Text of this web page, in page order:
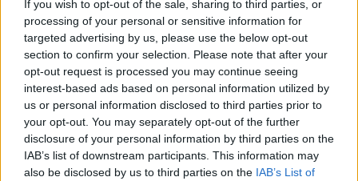
If you wish to opt-out of the sale, sharing to third parties, or
processing of your personal or sensitive information for
targeted advertising by us, please use the below opt-out
section to confirm your selection. Please note that after your
opt-out request is processed you may continue seeing
interest-based ads based on personal information utilized by
us or personal information disclosed to third parties prior to
your opt-out. You may separately opt-out of the further
disclosure of your personal information by third parties on the
IAB’s list of downstream participants. This information may
also be disclosed by us to third parties on the IAB’s List of